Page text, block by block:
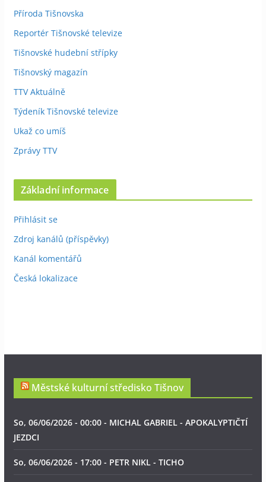
Příroda Tišnovska
Reportér Tišnovské televize
Tišnovské hudební střípky
Tišnovský magazín
TTV Aktuálně
Týdeník Tišnovské televize
Ukaž co umíš
Zprávy TTV
Základní informace
Přihlásit se
Zdroj kanálů (příspěvky)
Kanál komentářů
Česká lokalizace
Městské kulturní středisko Tišnov
So, 06/06/2026 - 00:00 - MICHAL GABRIEL - APOKALYPTIČTÍ
JEZDCI
So, 06/06/2026 - 17:00 - PETR NIKL - TICHO